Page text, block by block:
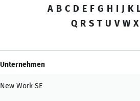
A B C D E F G H I J K
Q R S T U V W X
Unternehmen
New Work SE